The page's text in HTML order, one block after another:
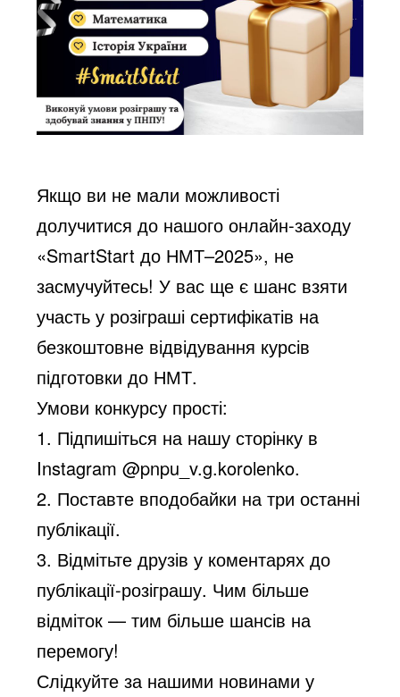
Якщо ви не мали можливості
долучитися до нашого онлайн-заходу
«SmartStart до НМТ–2025», не
засмучуйтесь! У вас ще є шанс взяти
участь у розіграші сертифікатів на
безкоштовне відвідування курсів
підготовки до НМТ.
Умови конкурсу прості:
1. Підпишіться на нашу сторінку в
Instagram @pnpu_v.g.korolenko.
2. Поставте вподобайки на три останні
публікації.
3. Відмітьте друзів у коментарях до
публікації-розіграшу. Чим більше
відміток — тим більше шансів на
перемогу!
Слідкуйте за нашими новинами у